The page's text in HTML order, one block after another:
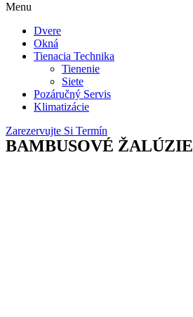
Menu
Dvere
Okná
Tienacia Technika
Tienenie
Siete
Pozáručný Servis
Klimatizácie
Zarezervujte Si Termín
BAMBUSOVÉ ŽALÚZIE